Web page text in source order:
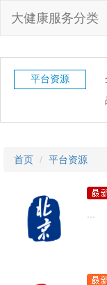
大健康服务分类
平台资源
首页 平台资源